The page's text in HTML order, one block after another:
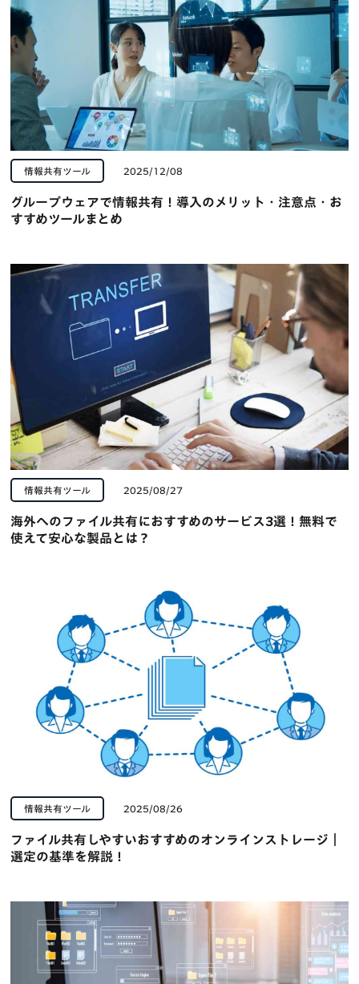
情報共有ツール 2025/12/08
グループウェアで情報共有！導入のメリット・注意点・お
すすめツールまとめ
情報共有ツール 2025/08/27
海外へのファイル共有におすすめのサービス3選！無料で
使えて安心な製品とは？
情報共有ツール 2025/08/26
ファイル共有しやすいおすすめのオンラインストレージ｜
選定の基準を解説！